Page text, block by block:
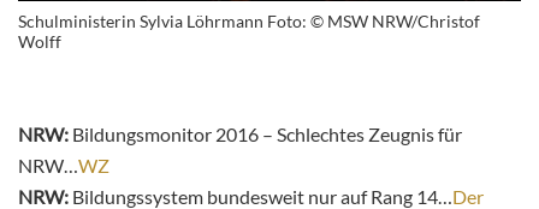
Schulministerin Sylvia Löhrmann Foto: © MSW NRW/Christof
Wolff
NRW: Bildungsmonitor 2016 – Schlechtes Zeugnis für
NRW…WZ
NRW: Bildungssystem bundesweit nur auf Rang 14…Der